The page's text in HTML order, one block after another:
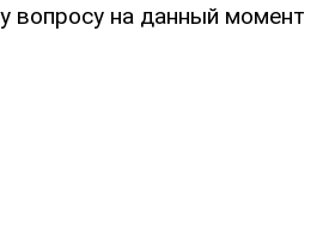
вопросу на данный момент